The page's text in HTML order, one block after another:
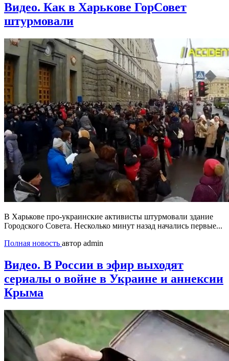
Видео. Как в Харькове ГорСовет
штурмовали
В Харькове про-украинские активисты штурмовали здание
Городского Совета. Несколько минут назад начались первые...
Полная новость автор admin
Видео. В России в эфир выходят
сериалы о войне в Украине и аннексии
Крыма